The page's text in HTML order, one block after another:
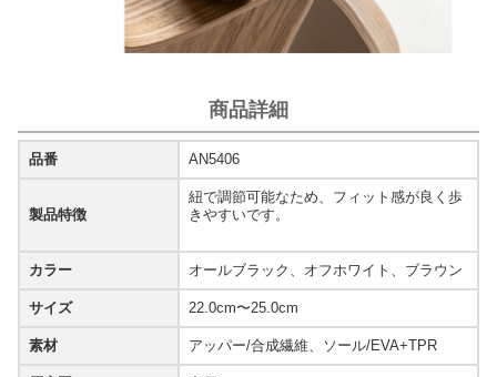
商品詳細
品番 AN5406
製品特徴
紐で調節可能なため、フィット感が良く歩
きやすいです。
カラー オールブラック、オフホワイト、ブラウン
サイズ 22.0cm〜25.0cm
素材 アッパー/合成繊維、ソール/EVA+TPR